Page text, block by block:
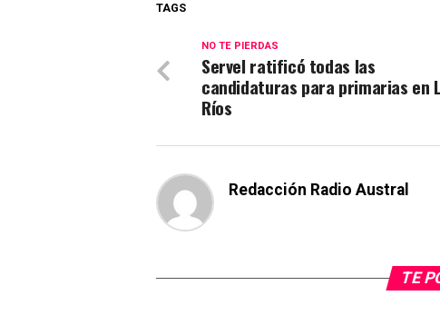
TAGS
NO TE PIERDAS
Servel ratificó todas las
candidaturas para primarias en
Ríos
Redacción Radio Austral
TE